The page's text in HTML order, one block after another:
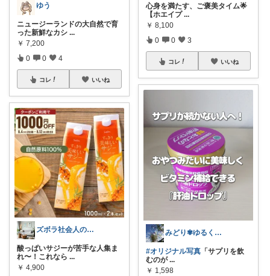
ゆう
ニュージーランドの大自然で育
った新鮮なカシ ...
￥ 7,200
0 0 4
コレ いいね
ズボラ社会人のおしゃれ部屋⭐️便利グッズ
酸っぱいサジーが苦手な人集ま
れ〜！これなら ...
￥ 4,900
心身を満たす、ご褒美タイム🌟
【ホエイプ ...
￥ 8,100
0 0 3
コレ いいね
みどり✾ゆるく楽しく30代の暮らし
#オリジナル写真 ​「サプリを飲
むのが ...
￥ 1,598